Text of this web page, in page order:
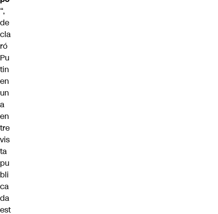
“,
de
cla
ró
Pu
tin
en
un
a
en
tre
vis
ta
pu
bli
ca
da
est